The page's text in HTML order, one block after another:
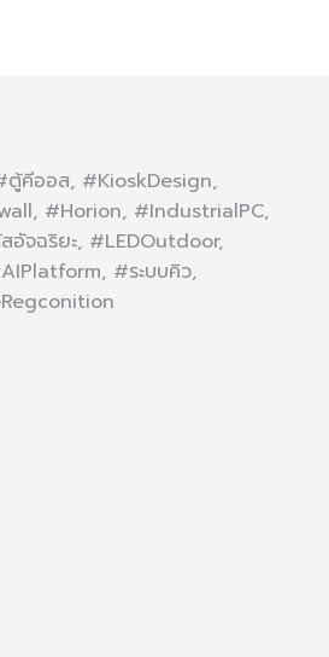
คีออส, #KioskDesign,
#Horion, #IndustrialPC,
จฉริยะ, #LEDOutdoor,
#ระบบคิว,